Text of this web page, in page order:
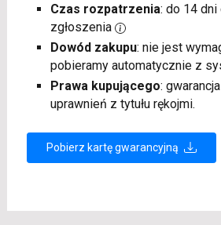
Czas rozpatrzenia: do 14
zgłoszenia
Dowód zakupu: nie jest
pobieramy automatycznie z
Prawa kupującego:
uprawnień z tytułu rękojmi.
Pobierz kartę gwarancyjną